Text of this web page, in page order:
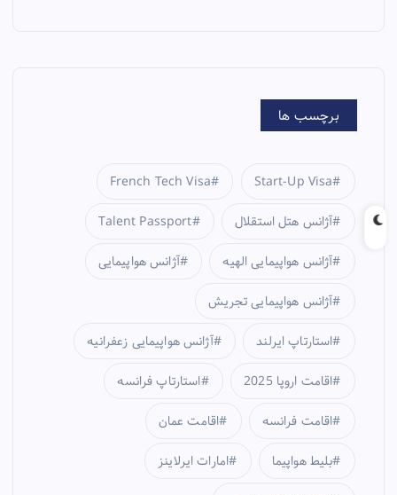
برچسب ها
French Tech Visa Start-Up Visa
Talent Passport آژانس هتل استقلال
آژانس هواپیمایی آژانس هواپیمایی الهیه
آژانس هواپیمایی تجریش
آژانس هواپیمایی زعفرانیه استارتاپ ایرلند
استارتاپ فرانسه اقامت اروپا 2025
اقامت عمان اقامت فرانسه
امارات ایرلاینز بلیط هواپیما